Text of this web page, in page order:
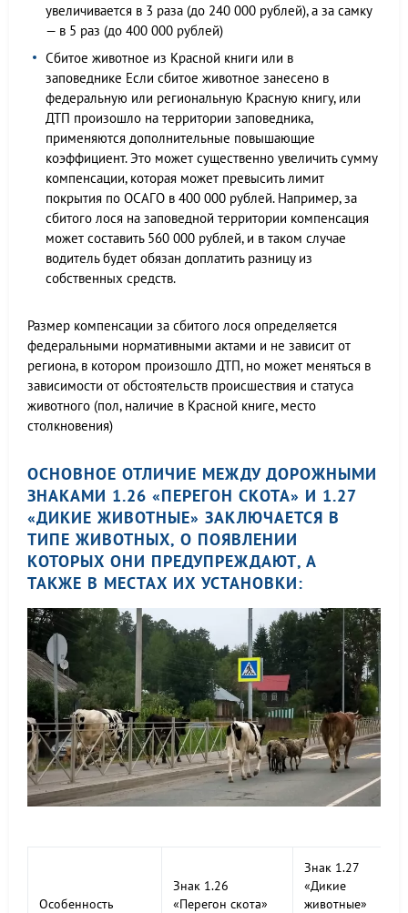
увеличивается в 3 раза (до 240 000 рублей), а за самку
— в 5 раз (до 400 000 рублей)
Сбитое животное из Красной книги или в
заповеднике Если сбитое животное занесено в
федеральную или региональную Красную книгу, или
ДТП произошло на территории заповедника,
применяются дополнительные повышающие
коэффициент. Это может существенно увеличить сумму
компенсации, которая может превысить лимит
покрытия по ОСАГО в 400 000 рублей. Например, за
сбитого лося на заповедной территории компенсация
может составить 560 000 рублей, и в таком случае
водитель будет обязан доплатить разницу из
собственных средств.
Размер компенсации за сбитого лося определяется
федеральными нормативными актами и не зависит от
региона, в котором произошло ДТП, но может меняться в
зависимости от обстоятельств происшествия и статуса
животного (пол, наличие в Красной книге, место
столкновения)
ОСНОВНОЕ ОТЛИЧИЕ МЕЖДУ ДОРОЖНЫМИ
ЗНАКАМИ 1.26 «ПЕРЕГОН СКОТА» И 1.27
«ДИКИЕ ЖИВОТНЫЕ» ЗАКЛЮЧАЕТСЯ В
ТИПЕ ЖИВОТНЫХ, О ПОЯВЛЕНИИ
КОТОРЫХ ОНИ ПРЕДУПРЕЖДАЮТ, А
ТАКЖЕ В МЕСТАХ ИХ УСТАНОВКИ:
Особенность
Знак 1.26
«Перегон скота»
Знак 1.27
«Дикие
животные»